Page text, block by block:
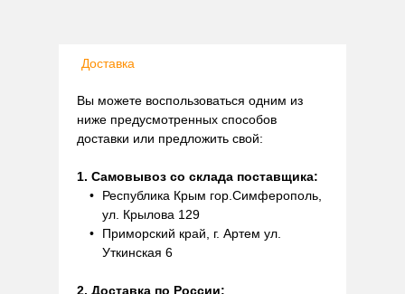
Доставка
Вы можете воспользоваться одним из
ниже предусмотренных способов
доставки или предложить свой:
1. Самовывоз со склада поставщика:
Республика Крым гор.Симферополь,
ул. Крылова 129
Приморский край, г. Артем ул.
Уткинская 6
2. Доставка по России: